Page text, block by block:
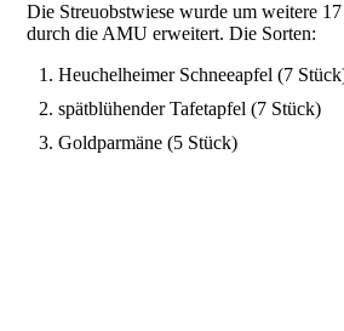
Die Streuobstwiese wurde um weitere
durch die AMU erweitert. Die Sorten:
Heuchelheimer Schneeapfel (7
spätblühender Tafetapfel (7 Stück)
Goldparmäne (5 Stück)